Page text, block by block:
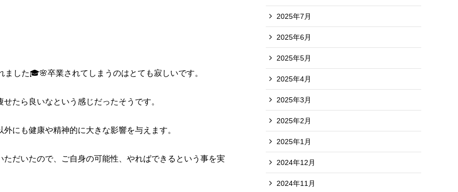
した🎓🌸卒業されてしまうのはとても寂しいです。
たら良いなという感じだったそうです。
にも健康や精神的に大きな影響を与えます。
だいたので、ご自身の可能性、やればできるという事を実
2025年7月
2025年6月
2025年5月
2025年4月
2025年3月
2025年2月
2025年1月
2024年12月
2024年11月